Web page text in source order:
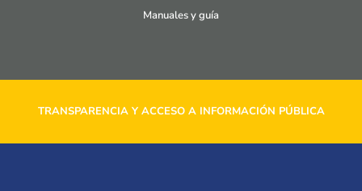
Manuales y guía
TRANSPARENCIA Y ACCESO A INFORMACIÓN PÚBLICA